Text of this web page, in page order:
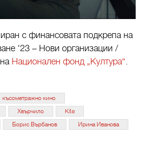
с финансовата подкрепа на
'23 – Нови организации /
Национален фонд „Култура“.
късометражно кино
Хвърчило
Kite
Борис Върбанов Ирина Иванова